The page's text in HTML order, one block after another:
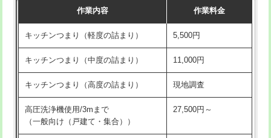
排水管工事（土の掘削・埋め戻し作
11,000円~
排水管工事（排水管工事/3ｍまで） 55,000円
排水管工事（追加 排水管工事/3ｍ超
+11,000円
マス交換（土の掘削・埋め戻し作業）
マス交換（深さ50㎝未満）
式・ワンホール）)
交換・取付(排水栓・排水トラップ
22,000円+材料費
持込商品取付（単水栓）
作業内容 作業料金
キッチンつまり（軽度の詰まり） 5,500円
キッチンつまり（中度の詰まり） 11,000円
キッチンつまり（高度の詰まり） 現地調査
高圧洗浄機使用/3mまで
（一般向け（戸建て・集合））
27,500円～